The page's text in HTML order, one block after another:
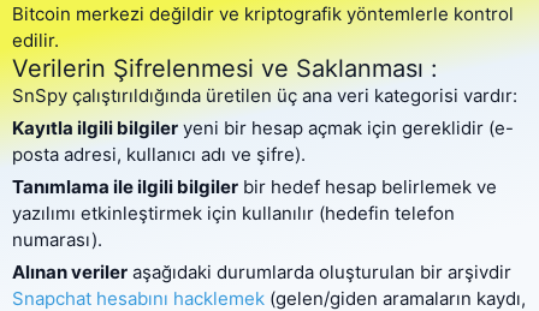
Italiano
English
SNAPCHAT ARAMALARINI HACKLEME
SNAPCHAT CASUSU ÇEVRIMIÇI
Grup sohbeti hack uygulaması
Fiyatlandırma
SSS
Ortaklık Programı
Özellikler
Bitcoin merkezi değildir ve kriptografik yöntemlerle kontrol
edilir.
Verilerin Şifrelenmesi ve Saklanması :
SnSpy çalıştırıldığında üretilen üç ana veri kategorisi vardır:
Kayıtla ilgili bilgiler yeni bir hesap açmak için gereklidir (e-
posta adresi, kullanıcı adı ve şifre).
Tanımlama ile ilgili bilgiler bir hedef hesap belirlemek ve
yazılımı etkinleştirmek için kullanılır (hedefin telefon
numarası).
Alınan veriler aşağıdaki durumlarda oluşturulan bir arşivdir
Snapchat hesabını hacklemek (gelen/giden aramaların kaydı,